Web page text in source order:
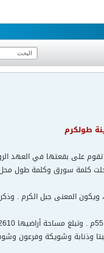
طولكرم
على بقعتها في العهد
حلت كلمة سورق وكلمة طول
ويكون المعنى جبل الكرم .
وذنابة وشويكة وفرعون